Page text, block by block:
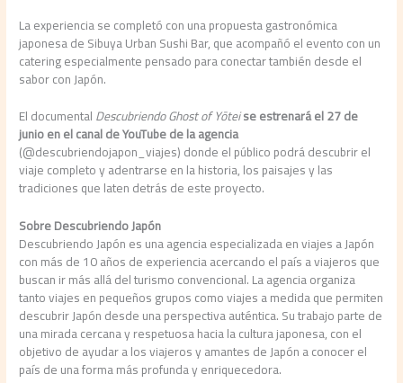
La experiencia se completó con una propuesta gastronómica
japonesa de Sibuya Urban Sushi Bar, que acompañó el evento con un
catering especialmente pensado para conectar también desde el
sabor con Japón.
El documentalDescubriendo Ghost of Yōteise estrenará el 27 de
junio en el canal de YouTube de la agencia
(@descubriendojapon_viajes) donde el público podrá descubrir el
viaje completo y adentrarse en la historia, los paisajes y las
tradiciones que laten detrás de este proyecto.
Sobre Descubriendo Japón
Descubriendo Japón es una agencia especializada en viajes a Japón
con más de 10 años de experiencia acercando el país a viajeros que
buscan ir más allá del turismo convencional. La agencia organiza
tanto viajes en pequeños grupos como viajes a medida que permiten
descubrir Japón desde una perspectiva auténtica. Su trabajo parte de
una mirada cercana y respetuosa hacia la cultura japonesa, con el
objetivo de ayudar a los viajeros y amantes de Japón a conocer el
país de una forma más profunda y enriquecedora.